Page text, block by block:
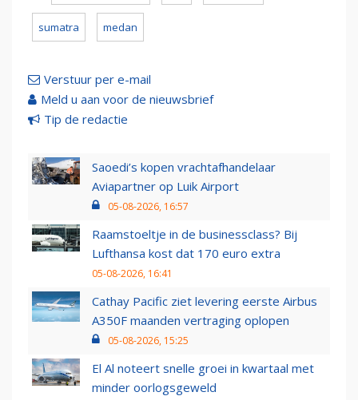
sumatra medan
Verstuur per e-mail
Meld u aan voor de nieuwsbrief
Tip de redactie
Saoedi’s kopen vrachtafhandelaar
Aviapartner op Luik Airport
05-08-2026, 16:57
Raamstoeltje in de businessclass? Bij
Lufthansa kost dat 170 euro extra
05-08-2026, 16:41
Cathay Pacific ziet levering eerste Airbus
A350F maanden vertraging oplopen
05-08-2026, 15:25
El Al noteert snelle groei in kwartaal met
minder oorlogsgeweld